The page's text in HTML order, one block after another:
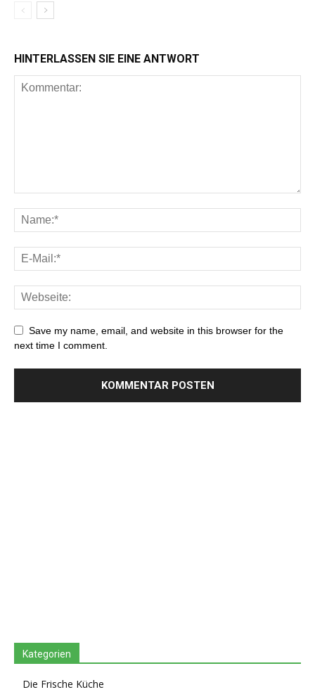
HINTERLASSEN SIE EINE ANTWORT
Save my name, email, and website in this browser for the
next time I comment.
Kategorien
Die Frische Küche